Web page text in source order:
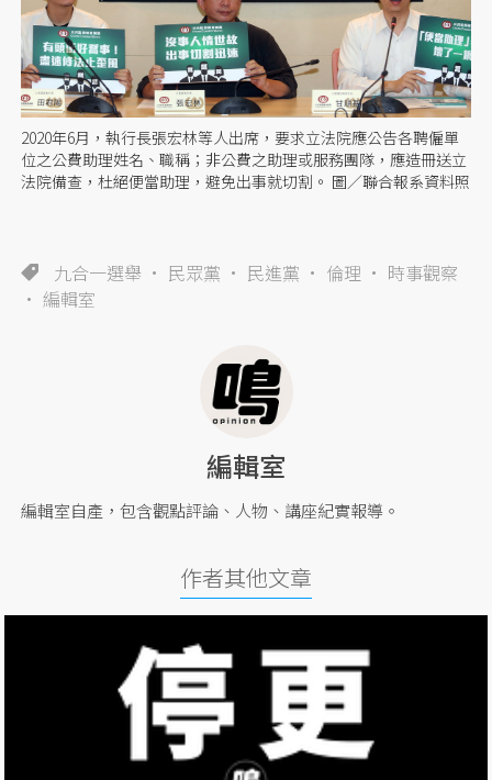
2020年6月，執行長張宏林等人出席，要求立法院應公告各聘僱單
位之公費助理姓名、職稱；非公費之助理或服務團隊，應造冊送立
法院備查，杜絕便當助理，避免出事就切割。 圖／聯合報系資料照
九合一選舉 民眾黨 民進黨 倫理
時事觀察
編輯室
編輯室
編輯室自產，包含觀點評論、人物、講座紀實報導。
作者其他文章